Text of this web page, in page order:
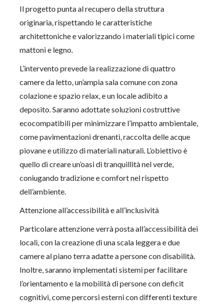
Il progetto punta al recupero della struttura
originaria, rispettando le caratteristiche
architettoniche e valorizzando i materiali tipici come
mattoni e legno.
L’intervento prevede la realizzazione di quattro
camere da letto, un’ampia sala comune con zona
colazione e spazio relax, e un locale adibito a
deposito. Saranno adottate soluzioni costruttive
ecocompatibili per minimizzare l’impatto ambientale,
come pavimentazioni drenanti, raccolta delle acque
piovane e utilizzo di materiali naturali. L’obiettivo è
quello di creare un’oasi di tranquillità nel verde,
coniugando tradizione e comfort nel rispetto
dell’ambiente.
Attenzione all’accessibilità e all’inclusività
Particolare attenzione verrà posta all’accessibilità dei
locali, con la creazione di una scala leggera e due
camere al piano terra adatte a persone con disabilità.
Inoltre, saranno implementati sistemi per facilitare
l’orientamento e la mobilità di persone con deficit
cognitivi, come percorsi esterni con differenti texture